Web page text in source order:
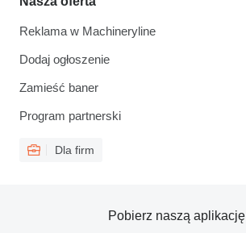
Reklama w Machineryline
Dodaj ogłoszenie
Zamieść baner
Program partnerski
Dla firm
Pobierz naszą aplikację